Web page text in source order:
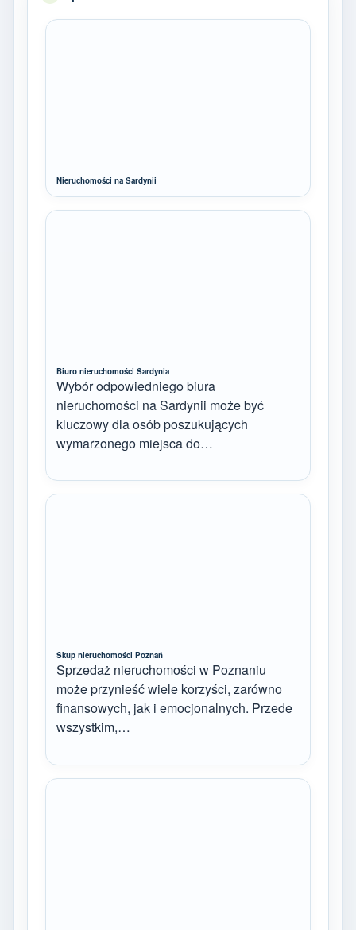
Nieruchomości na Sardynii
Biuro nieruchomości Sardynia
Wybór odpowiedniego biura
nieruchomości na Sardynii może być
kluczowy dla osób poszukujących
wymarzonego miejsca do…
Skup nieruchomości Poznań
Sprzedaż nieruchomości w Poznaniu
może przynieść wiele korzyści, zarówno
finansowych, jak i emocjonalnych. Przede
wszystkim,…